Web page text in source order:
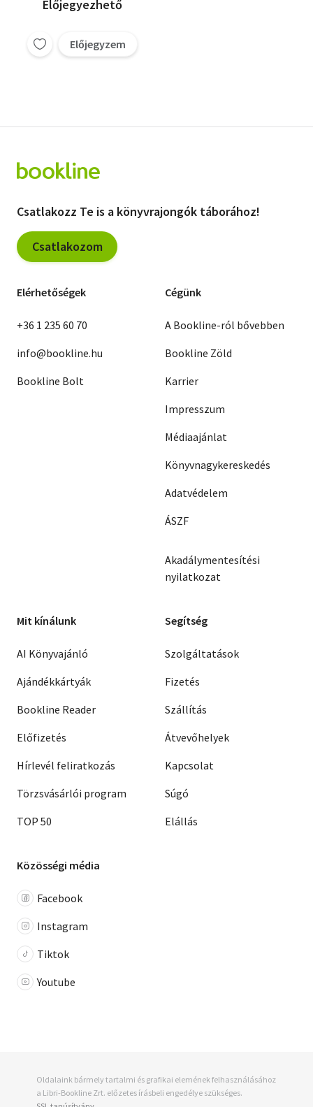
Előjegyezhető
Előjegyzem
Csatlakozz Te is a könyvrajongók táborához!
Csatlakozom
Elérhetőségek
+36 1 235 60 70
info@bookline.hu
Bookline Bolt
Cégünk
A Bookline-ról bővebben
Bookline Zöld
Karrier
Impresszum
Médiaajánlat
Könyvnagykereskedés
Adatvédelem
ÁSZF
Akadálymentesítési
nyilatkozat
Mit kínálunk
AI Könyvajánló
Ajándékkártyák
Bookline Reader
Előfizetés
Hírlevél feliratkozás
Törzsvásárlói program
TOP 50
Segítség
Szolgáltatások
Fizetés
Szállítás
Átvevőhelyek
Kapcsolat
Súgó
Elállás
Közösségi média
Facebook
Instagram
Tiktok
Youtube
Oldalaink bármely tartalmi és grafikai elemének felhasználásához
a Libri-Bookline Zrt. előzetes írásbeli engedélye szükséges.